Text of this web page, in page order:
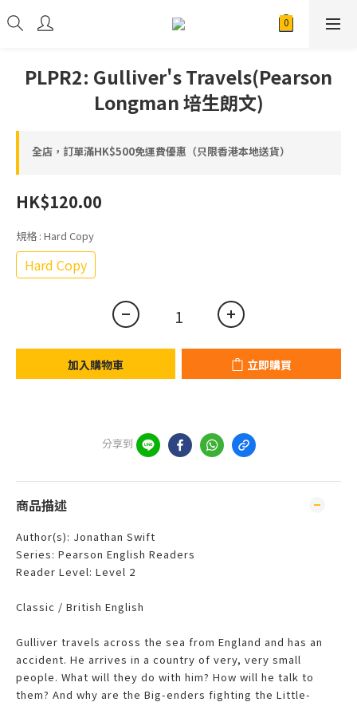
PLPR2: Gulliver's Travels(Pearson
Longman 培生朗文)
全店，訂單滿HK$500免運費優惠（只限香港本地送貨）
HK$120.00
規格 : Hard Copy
Hard Copy
加入購物車 立即購買
分享到
商品描述
Author(s): Jonathan Swift
Series: Pearson English Readers
Reader Level: Level 2
Classic / British English
Gulliver travels across the sea from England and has an
accident. He arrives in a country of very, very small
people. What will they do with him? How will he talk to
them? And why are the Big-enders fighting the Little-